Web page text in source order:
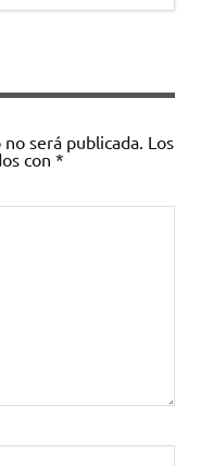
será publicada. Los
con *